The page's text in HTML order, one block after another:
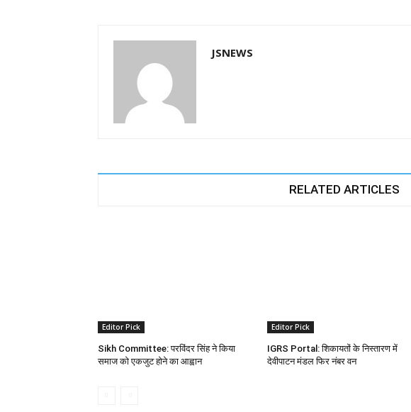
JSNEWS
RELATED ARTICLES
Editor Pick
Sikh Committee: परविंदर सिंह ने किया
समाज को एकजुट होने का आह्वान
Editor Pick
IGRS Portal: शिकायतों के निस्तारण में
देवीपाटन मंडल फिर नंबर वन